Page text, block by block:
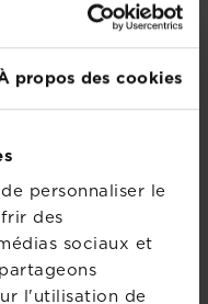
propos des cookies
personnaliser le
des
sociaux et
l'utilisation de
RÉCOLTE
doivent être
d’automne.
le seront du